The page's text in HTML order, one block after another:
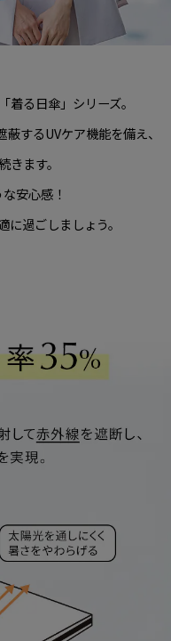
る日傘」シリーズ。
するUVケア機能を備え、
きます。
安心感！
に過ごしましょう。